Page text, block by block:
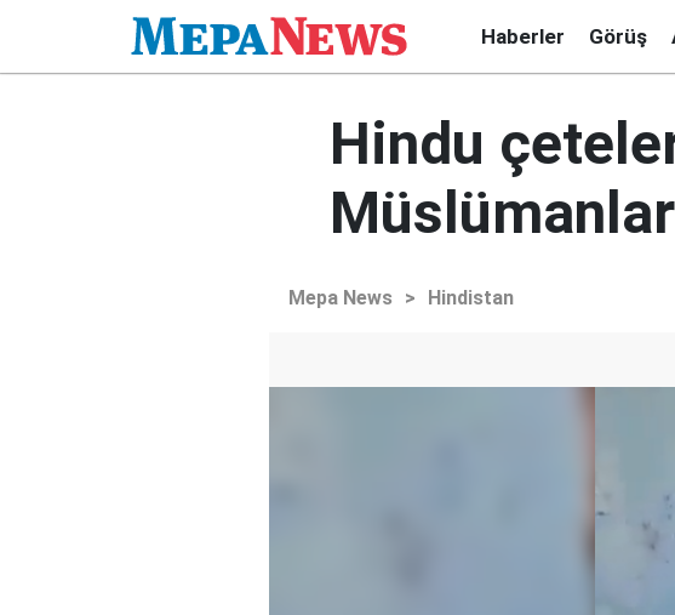
Haberler Görüş
Hindu
Mepa News > Hindistan